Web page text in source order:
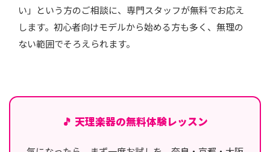
い」という方のご相談に、専門スタッフが無料でお応え
します。初心者向けモデルから始める方も多く、無理の
ない範囲でそろえられます。
🎵 天理楽器の無料体験レッスン